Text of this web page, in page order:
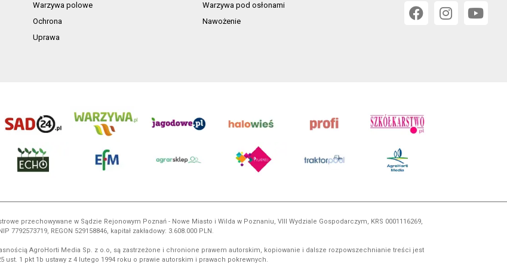
Warzywa polowe
Warzywa pod osłonami
Ochrona
Nawożenie
Uprawa
przechowywane w Sądzie Rejonowym Poznań - Nowe Miasto i Wilda w Poznaniu, VIII Wydziale Gospodarczym, KRS 0001116269,
NIP 7792573719, REGON 529158846, kapitał zakładowy: 3.608.000 PLN.
AgroHorti Media Sp. z o.o, są zastrzeżone i chronione prawem autorskim, kopiowanie i dalsze rozpowszechnianie treści jest
ust. 1 pkt 1b ustawy z 4 lutego 1994 roku o prawie autorskim i prawach pokrewnych.